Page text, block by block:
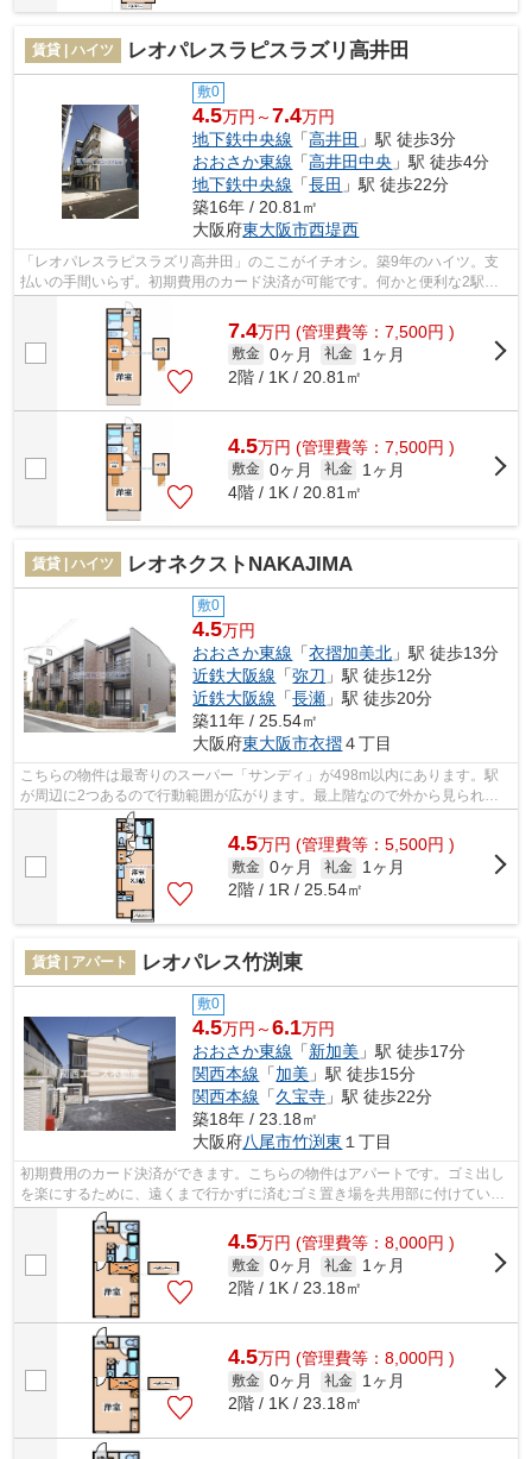
賃貸 | ハイツ レオパレスラピスラズリ高井田
敷0
4.5万円～7.4万円
地下鉄中央線 「高井田 」駅 徒歩3分
おおさか東線 「高井田中央 」駅 徒歩4分
地下鉄中央線 「長田 」駅 徒歩22分
築16年 / 20.81㎡
大阪府東大阪市西堤西
「レオパレスラピスラズリ高井田」のここがイチオシ。築9年のハイツ。支
払いの手間いらず。初期費用のカード決済が可能です。何かと便利な2駅利
用可能な物件。地下鉄中央線高井田付近...
7.4万円 (管理費等：7,500円 )
敷金 0ヶ月 礼金
1ヶ月
2階 / 1K / 20.81㎡
4.5万円 (管理費等：7,500円 )
敷金 0ヶ月 礼金
1ヶ月
4階 / 1K / 20.81㎡
賃貸 | ハイツ レオネクストNAKAJIMA
敷0
4.5万円
おおさか東線 「衣摺加美北 」駅 徒歩13分
近鉄大阪線 「弥刀 」駅 徒歩12分
近鉄大阪線 「長瀬 」駅 徒歩20分
築11年 / 25.54㎡
大阪府東大阪市衣摺４丁目
こちらの物件は最寄りのスーパー「サンディ」が498m以内にあります。駅
が周辺に2つあるので行動範囲が広がります。最上階なので外から見られる
心配がありません。魅力的な駅近の物件で...
4.5万円 (管理費等：5,500円 )
敷金 0ヶ月 礼金
1ヶ月
2階 / 1R / 25.54㎡
賃貸 | アパート レオパレス竹渕東
敷0
4.5万円～6.1万円
おおさか東線 「新加美 」駅 徒歩17分
関西本線 「加美 」駅 徒歩15分
関西本線 「久宝寺 」駅 徒歩22分
築18年 / 23.18㎡
大阪府八尾市竹渕東 １丁目
初期費用のカード決済ができます。こちらの物件はアパートです。ゴミ出し
を楽にするために、遠くまで行かずに済むゴミ置き場を共用部に付けていま
す。2駅利用できるアパートは電車での...
4.5万円 (管理費等：8,000円 )
敷金 0ヶ月 礼金
1ヶ月
2階 / 1K / 23.18㎡
4.5万円 (管理費等：8,000円 )
敷金 0ヶ月 礼金
1ヶ月
2階 / 1K / 23.18㎡